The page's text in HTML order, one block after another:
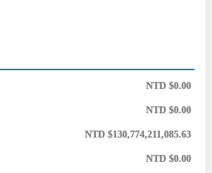
NTD $0.00
NTD $0.00
NTD $130,774,211,085.63
NTD $0.00